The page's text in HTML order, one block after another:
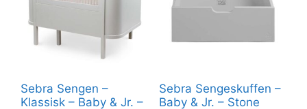
Sebra Sengen –
Klassisk – Baby & Jr. –
Sebra Sengeskuffen –
Baby & Jr. – Stone